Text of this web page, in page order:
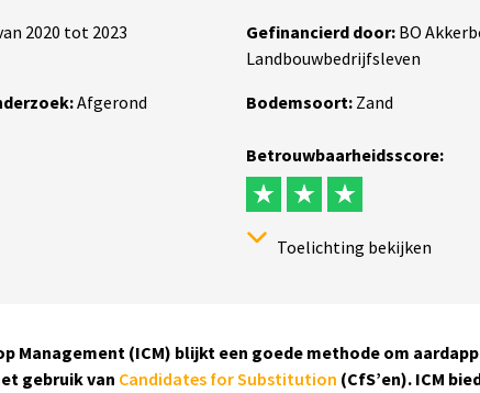
2020 tot 2023 Gefinancierd door: BO
Landbouwbedrijfsleven
Afgerond Bodemsoort: Zand
Betrouwbaarheidsscore:
Toelichting bekijken
3 4 4+ Ja
Management (ICM) blijkt een goede methode om
gebruik van Candidates for Substitution (CfS’en). ICM